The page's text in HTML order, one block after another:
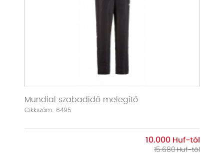
Mundial szabadidő melegítő
Cikkszám: 6495
10.000
15.680